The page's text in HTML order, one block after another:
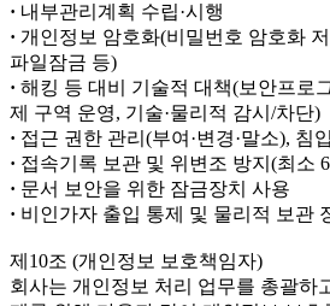
· 내부관리계획 수립·시행
· 개인정보 암호화(비밀번호 암호화
파일잠금 등)
· 해킹 등 대비 기술적 대책(보안프로
제 구역 운영, 기술·물리적 감시/차단)
· 접근 권한 관리(부여·변경·말소), 침
· 접속기록 보관 및 위변조 방지(최소
· 문서 보안을 위한 잠금장치 사용
· 비인가자 출입 통제 및 물리적 보관
제10조 (개인정보 보호책임자)
회사는 개인정보 처리 업무를 총괄하